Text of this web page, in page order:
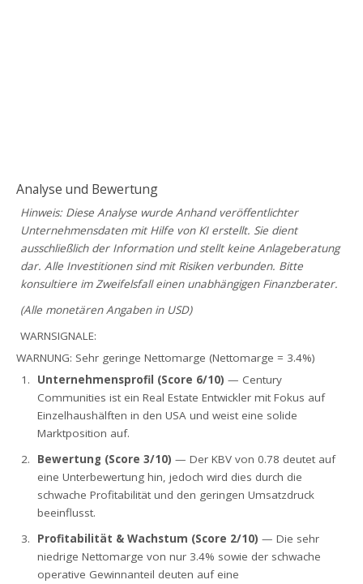
Analyse und Bewertung
Hinweis: Diese Analyse wurde Anhand veröffentlichter
Unternehmensdaten mit Hilfe von KI erstellt. Sie dient
ausschließlich der Information und stellt keine Anlageberatung
dar. Alle Investitionen sind mit Risiken verbunden. Bitte
konsultiere im Zweifelsfall einen unabhängigen Finanzberater.
(Alle monetären Angaben in USD)
WARNSIGNALE:
WARNUNG: Sehr geringe Nettomarge (Nettomarge = 3.4%)
Unternehmensprofil (Score 6/10) — Century
Communities ist ein Real Estate Entwickler mit Fokus auf
Einzelhaushälften in den USA und weist eine solide
Marktposition auf.
Bewertung (Score 3/10) — Der KBV von 0.78 deutet auf
eine Unterbewertung hin, jedoch wird dies durch die
schwache Profitabilität und den geringen Umsatzdruck
beeinflusst.
Profitabilität & Wachstum (Score 2/10) — Die sehr
niedrige Nettomarge von nur 3.4% sowie der schwache
operative Gewinnanteil deuten auf eine